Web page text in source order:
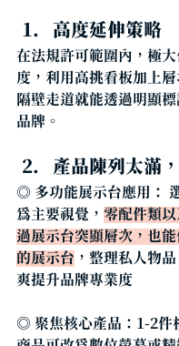
高度延伸策略
在法規許可範圍內，極
度，利用高挑看板加上
隔壁走道就能透過明顯
品牌。
產品陳列太滿
◎ 多功能展示台應用：
為主要視覺， 零配件類
過展示台突顯層次，也
的展示台 ，整理私人物
爽提升品牌專業度
◎ 聚焦核心產品 ：1-2